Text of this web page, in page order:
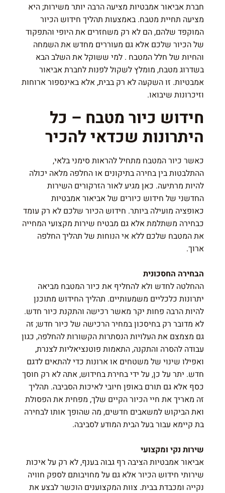
חברת אביאור אמבטיות מציעה הרבה יותר משירות; היא
מציעה תחיית מטבח. באמצעות תהליך חידוש הכיור
המוקפד שלהם, הם לא רק משחזרים את היופי והתפקוד
של הכיור שלכם אלא גם מעוררים מחדש את השמחה
והחיות של חלל המטבח . למי ששוקל את השלב הבא
בשדרוג מטבח, מומלץ לשקול לפנות לחברת אביאור
אמבטיות. זו השקעה לא רק בבית, אלא באינספור ארוחות
וזיכרונות שיבואו.
חידוש כיור מטבח – כל
היתרונות שכדאי להכיר
כאשר כיור המטבח מתחיל להראות סימני בלאי,
ההתלבטות בין בחירה בתיקונים או החלפה מלאה יכולה
להיות מרתיעה. כאן מגיע לאור הזרקורים השירות
החדשני של חידוש כיורים של אביאור אמבטיות
כאופציה מועילה ביותר. חידוש הכיור שלכם לא רק עומד
כבחירה משתלמת אלא גם מבטיח שירות מקצועי המחייה
את המטבח שלכם ללא אי הנוחות של תהליך החלפה
ארוך.
הבחירה החסכונית
ההחלטה לחדש ולא להחליף את כיור המטבח מביאה
יתרונות כלכליים משמעותיים. תהליך החידוש מתוכנן
להיות הרבה פחות יקר מאשר רכישה והתקנת כיור חדש.
לא מדובר רק בחיסכון במחיר הרכישה של כיור חדש; זה
גם מצמצם את העלויות הנסתרות הקשורות להחלפה, כגון
עבודה להסרה והתקנה, התאמות פוטנציאליות לצנרת,
ואפילו שינוי של משטחים או ארונות כדי להתאים לדגם
חדש. יתר על כן, על ידי בחירת בחידוש, אתה לא רק חוסך
כסף אלא גם תורם באופן חיובי לאיכות הסביבה. תהליך
זה מאריך את חיי הכיור הקיים שלך, מפחית את הפסולת
ואת הביקוש למשאבים חדשים, מה שהופך אותו לבחירה
בת קיימא עבור בעל הבית המודע לסביבה.
שירות נקי ומקצועי
אביאור אמבטיות הציבה רף גבוה בענף, לא רק על איכות
שירותי חידוש הכיור אלא גם על מחויבותם לספק חוויה
נקייה ומכבדת בבית. צוות המקצוענים הוכשר לבצע את